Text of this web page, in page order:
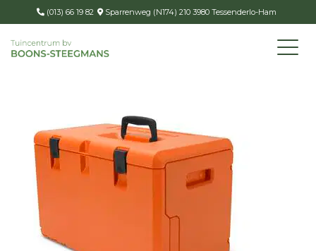
(013) 66 19 82 Sparrenweg (N174) 210 3980 Tessenderlo-Ham